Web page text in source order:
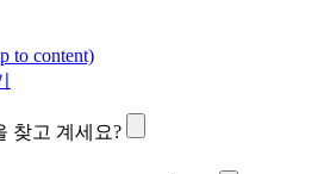
to content)
찾고 계세요?